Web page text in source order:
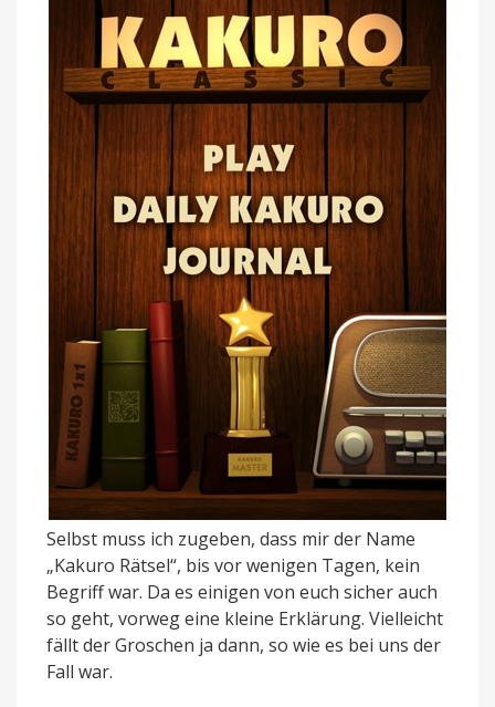
Selbst muss ich zugeben, dass mir der Name
„Kakuro Rätsel“, bis vor wenigen Tagen, kein
Begriff war. Da es einigen von euch sicher auch
so geht, vorweg eine kleine Erklärung. Vielleicht
fällt der Groschen ja dann, so wie es bei uns der
Fall war.